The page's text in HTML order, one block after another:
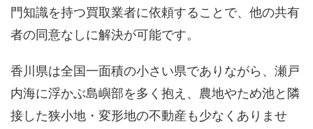
門知識を持つ買取業者に依頼することで、他の共有
者の同意なしに解決が可能です。
香川県は全国一面積の小さい県でありながら、瀬戸
内海に浮かぶ島嶼部を多く抱え、農地やため池と隣
接した狭小地・変形地の不動産も少なくありませ